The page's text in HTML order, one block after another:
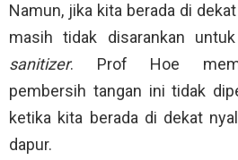
Namun, jika kita berada di
masih tidak disarankan
sanitizer. Prof Hoe
pembersih tangan ini tidak
ketika kita berada di dekat
dapur.